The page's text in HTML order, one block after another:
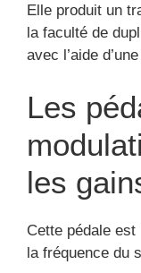
Elle produit un
la faculté de
avec l’aide
Les
les
Cette pédale
la fréquence du